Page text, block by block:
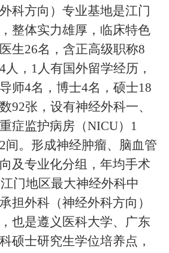
科方向）专业基地是江门
整体实力雄厚，临床特色
生26名，含正高级职称8
人，1人有国外留学经历，
师4名，博士4名，硕士18
92张，设有神经外科一、
症监护病房（NICU）1
间。形成神经肿瘤、脑血管
及专业化分组，年均手术
门地区最大神经外科中
担外科（神经外科方向）
也是遵义医科大学、广东
硕士研究生学位培养点，